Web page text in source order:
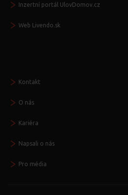
Inzertní portál UlovDomov.cz
Web Livendo.sk
Kontakt
O nás
Kariéra
Napsali o nás
Pro média